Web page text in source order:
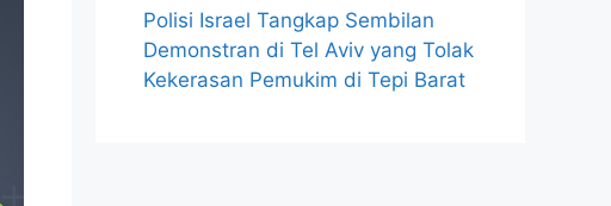
Polisi Israel Tangkap Sembilan
Demonstran di Tel Aviv yang Tolak
Kekerasan Pemukim di Tepi Barat